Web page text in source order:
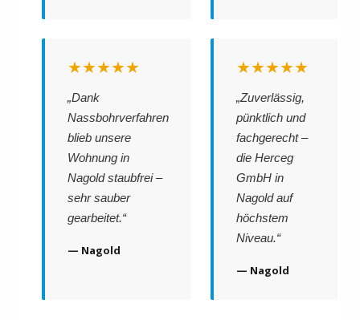
★★★★★
„Dank
Nassbohrverfahren
blieb unsere
Wohnung in
Nagold staubfrei –
sehr sauber
gearbeitet.“
— Nagold
★★★★★
„Zuverlässig,
pünktlich und
fachgerecht –
die Herceg
GmbH in
Nagold auf
höchstem
Niveau.“
— Nagold